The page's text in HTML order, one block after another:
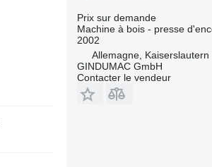
Prix sur demande
Machine à bois - presse
2002
Allemagne, Kaiserslautern
GINDUMAC GmbH
Contacter le vendeur